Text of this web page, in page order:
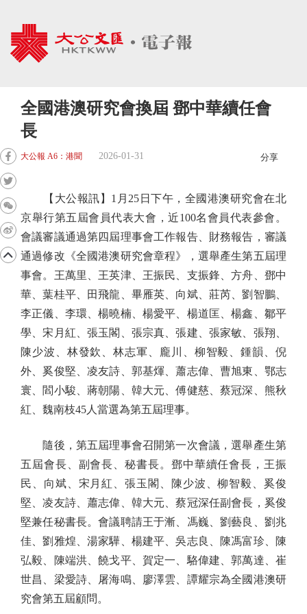
全國港澳研究會換屆 鄧中華續任會
長
大公報 A6：港聞 2026-01-31 分享
【大公報訊】1月25日下午，全國港澳研究會在北
京舉行第五屆會員代表大會，近100名會員代表參會。
會議審議通過第四屆理事會工作報告、財務報告，審議
通過修改《全國港澳研究會章程》，選舉產生第五屆理
事會。王萬里、王英津、王振民、支振鋒、方舟、鄧中
華、葉桂平、田飛龍、畢雁英、向斌、莊芮、劉智鵬、
李正儀、李環、楊曉楠、楊愛平、楊道匡、楊鑫、鄒平
學、宋月紅、張玉閣、張宗真、張建、張家敏、張翔、
陳少波、林發欽、林志軍、龐川、柳智毅、鍾韻、倪
外、奚俊堅、凌友詩、郭基煇、蕭志偉、曹旭東、鄂志
寰、閻小駿、蔣朝陽、韓大元、傅健慈、蔡冠深、熊秋
紅、魏南枝45人當選為第五屆理事。
隨後，第五屆理事會召開第一次會議，選舉產生第
五屆會長、副會長、秘書長。鄧中華續任會長，王振
民、向斌、宋月紅、張玉閣、陳少波、柳智毅、奚俊
堅、凌友詩、蕭志偉、韓大元、蔡冠深任副會長，奚俊
堅兼任秘書長。會議聘請王于漸、馮巍、劉藝良、劉兆
佳、劉雅煌、湯家驊、楊建平、吳志良、陳馮富珍、陳
弘毅、陳端洪、饒戈平、賀定一、駱偉建、郭萬達、崔
世昌、梁愛詩、屠海鳴、廖澤雲、譚耀宗為全國港澳研
究會第五屆顧問。